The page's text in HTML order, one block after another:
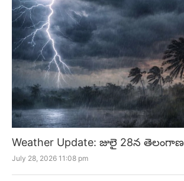
Weather Update: జులై 28న
July 28, 2026 11:08 pm